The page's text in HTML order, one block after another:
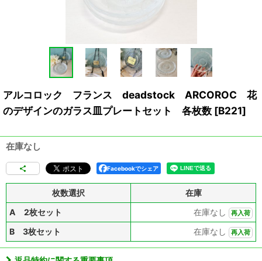
アルコロック フランス deadstock ARCOROC 花
のデザインのガラス皿プレートセット 各枚数 [B221]
在庫なし
Facebookでシェア
枚数選択
在庫
A 2枚セット
在庫なし 再入荷
B 3枚セット 在庫なし 再入荷